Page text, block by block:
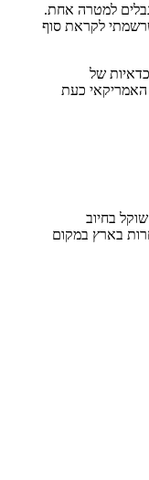
למטרה אחת.
לקראת סוף
של
כעת
בחיוב
בארץ במקום